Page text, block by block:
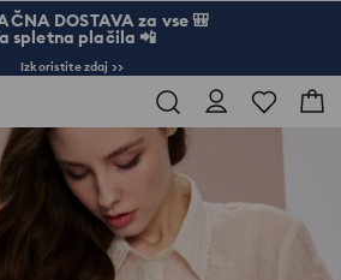
DOSTAVA za vse 🎒
spletna plačila 📲
Izkoristite zdaj >>